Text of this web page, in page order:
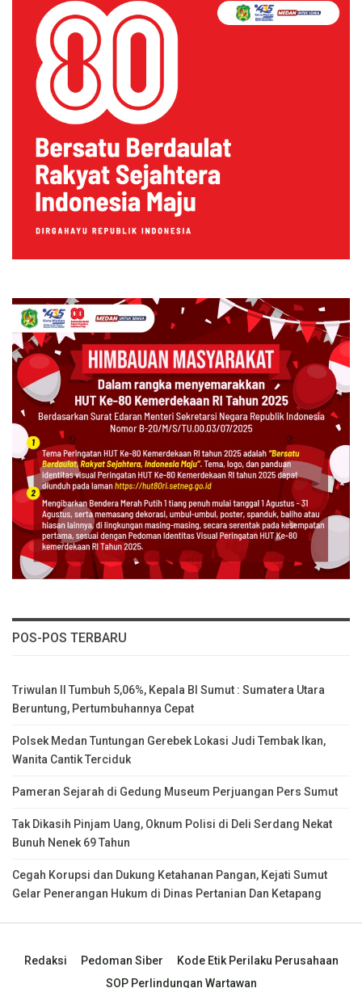
POS-POS TERBARU
Triwulan II Tumbuh 5,06%, Kepala BI Sumut : Sumatera Utara
Beruntung, Pertumbuhannya Cepat
Polsek Medan Tuntungan Gerebek Lokasi Judi Tembak Ikan,
Wanita Cantik Terciduk
Pameran Sejarah di Gedung Museum Perjuangan Pers Sumut
Tak Dikasih Pinjam Uang, Oknum Polisi di Deli Serdang Nekat
Bunuh Nenek 69 Tahun
Cegah Korupsi dan Dukung Ketahanan Pangan, Kejati Sumut
Gelar Penerangan Hukum di Dinas Pertanian Dan Ketapang
Redaksi Pedoman Siber
Kode Etik Perilaku Perusahaan
SOP Perlindungan Wartawan